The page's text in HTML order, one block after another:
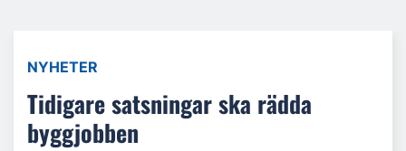
NYHETER
Tidigare satsningar ska rädda
byggjobben